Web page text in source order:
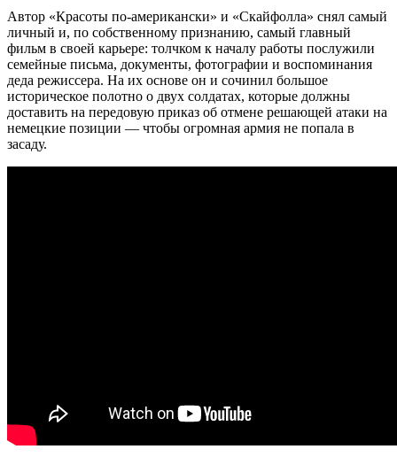
Автор «Красоты по-американски» и «Скайфолла» снял самый
личный и, по собственному признанию, самый главный
фильм в своей карьере: толчком к началу работы послужили
семейные письма, документы, фотографии и воспоминания
деда режиссера. На их основе он и сочинил большое
историческое полотно о двух солдатах, которые должны
доставить на передовую приказ об отмене решающей атаки на
немецкие позиции — чтобы огромная армия не попала в
засаду.